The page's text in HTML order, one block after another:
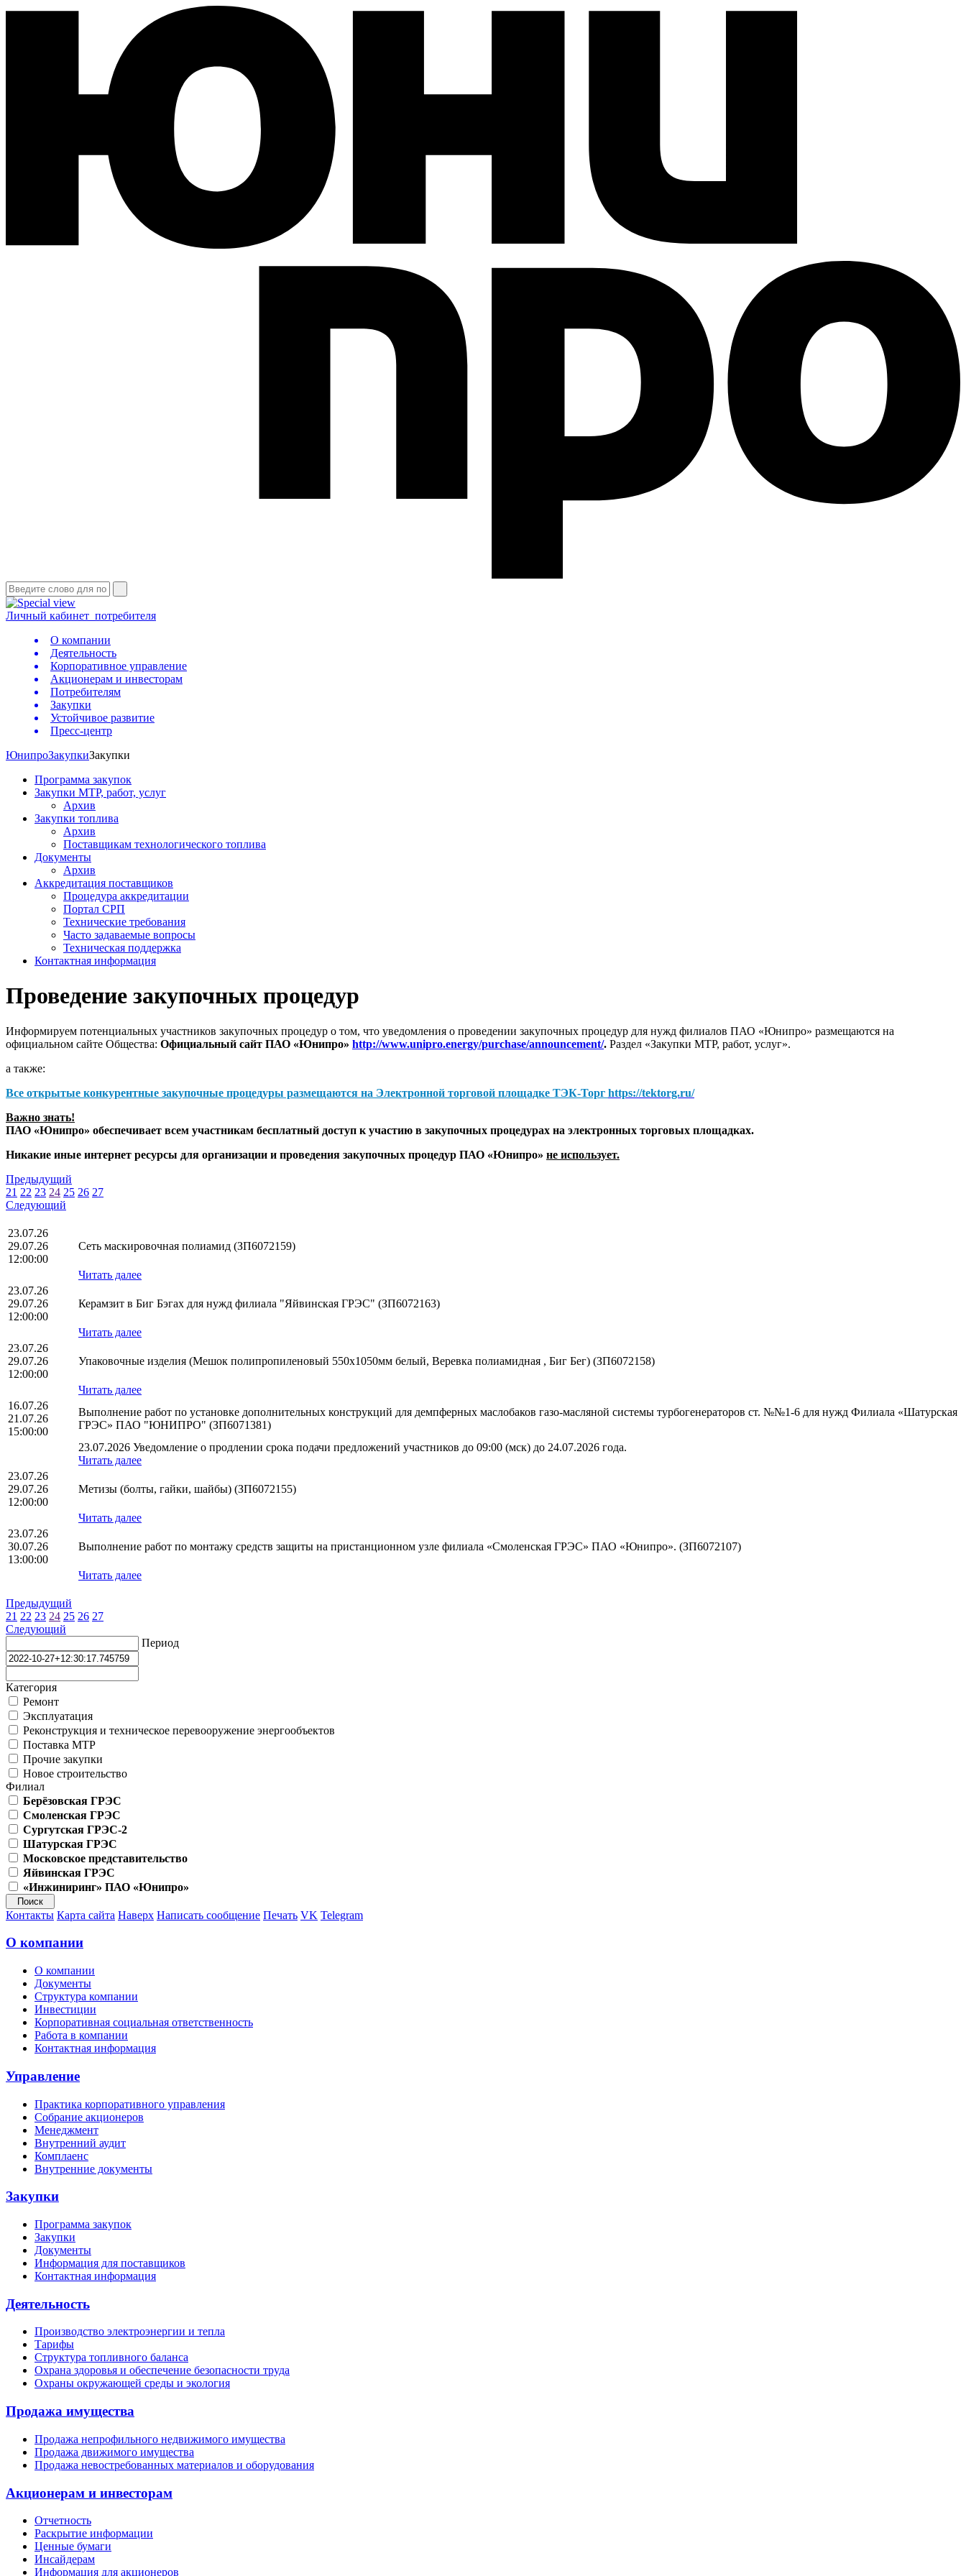
Личный кабинет потребителя
О компании
Деятельность
Корпоративное управление
Акционерам и инвесторам
Потребителям
Закупки
Устойчивое развитие
Пресс-центр
ЮнипроЗакупкиЗакупки
Программа закупок
Закупки МТР, работ, услуг
Архив
Закупки топлива
Архив
Поставщикам технологического топлива
Документы
Архив
Аккредитация поставщиков
Процедура аккредитации
Портал СРП
Технические требования
Часто задаваемые вопросы
Техническая поддержка
Контактная информация
Проведение закупочных процедур
Информируем потенциальных участников закупочных процедур о том, что уведомления о проведении закупочных процедур для нужд филиалов ПАО «Юнипро» размещаются на
официальном сайте Общества: Официальный сайт ПАО «Юнипро» http://www.unipro.energy/purchase/announcement/. Раздел «Закупки МТР, работ, услуг».
а также:
Все открытые конкурентные закупочные процедуры размещаются на Электронной торговой площадке ТЭК-Торг https://tektorg.ru/
Важно знать!
ПАО «Юнипро» обеспечивает всем участникам бесплатный доступ к участию в закупочных процедурах на электронных торговых площадках.
Никакие иные интернет ресурсы для организации и проведения закупочных процедур ПАО «Юнипро» не использует.
Предыдущий
21 22 23 24 25 26 27
Следующий
23.07.26
29.07.26
12:00:00
Сеть маскировочная полиамид (ЗП6072159)
Читать далее
23.07.26
29.07.26
12:00:00
Керамзит в Биг Бэгах для нужд филиала "Яйвинская ГРЭС" (ЗП6072163)
Читать далее
23.07.26
29.07.26
12:00:00
Упаковочные изделия (Мешок полипропиленовый 550х1050мм белый, Веревка полиамидная , Биг Бег) (ЗП6072158)
Читать далее
16.07.26
21.07.26
15:00:00
Выполнение работ по установке дополнительных конструкций для демпферных маслобаков газо-масляной системы турбогенераторов ст. №№1-6 для нужд Филиала «Шатурская
ГРЭС» ПАО "ЮНИПРО" (ЗП6071381)
23.07.2026 Уведомление о продлении срока подачи предложений участников до 09:00 (мск) до 24.07.2026 года.
Читать далее
23.07.26
29.07.26
12:00:00
Метизы (болты, гайки, шайбы) (ЗП6072155)
Читать далее
23.07.26
30.07.26
13:00:00
Выполнение работ по монтажу средств защиты на пристанционном узле филиала «Смоленская ГРЭС» ПАО «Юнипро». (ЗП6072107)
Читать далее
Предыдущий
21 22 23 24 25 26 27
Следующий
Период
Категория
Ремонт
Эксплуатация
Реконструкция и техническое перевооружение энергообъектов
Поставка МТР
Прочие закупки
Новое строительство
Филиал
Берёзовская ГРЭС
Смоленская ГРЭС
Сургутская ГРЭС-2
Шатурская ГРЭС
Московское представительство
Яйвинская ГРЭС
«Инжиниринг» ПАО «Юнипро»
Контакты Карта сайта Наверх Написать сообщение Печать VK Telegram
О компании
О компании
Документы
Структура компании
Инвестиции
Корпоративная социальная ответственность
Работа в компании
Контактная информация
Управление
Практика корпоративного управления
Собрание акционеров
Менеджмент
Внутренний аудит
Комплаенс
Внутренние документы
Закупки
Программа закупок
Закупки
Документы
Информация для поставщиков
Контактная информация
Деятельность
Производство электроэнергии и тепла
Тарифы
Структура топливного баланса
Охрана здоровья и обеспечение безопасности труда
Охраны окружающей среды и экология
Продажа имущества
Продажа непрофильного недвижимого имущества
Продажа движимого имущества
Продажа невостребованных материалов и оборудования
Акционерам и инвесторам
Отчетность
Раскрытие информации
Ценные бумаги
Инсайдерам
Информация для акционеров